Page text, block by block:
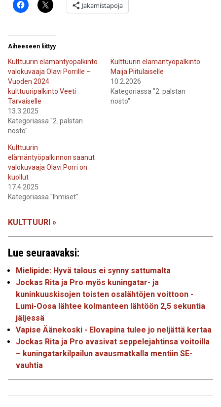
Jakamistapoja
Aiheeseen liittyy
Kulttuurin elämäntyöpalkinto
valokuvaaja Olavi Porrille –
Vuoden 2024
kulttuuripalkinto Veeti
Tarvaiselle
13.3.2025
Kategoriassa "2. palstan
nosto"
Kulttuurin elämäntyöpalkinto
Maija Piitulaiselle
10.2.2026
Kategoriassa "2. palstan
nosto"
Kulttuurin
elämäntyöpalkinnon saanut
valokuvaaja Olavi Porri on
kuollut
17.4.2025
Kategoriassa "Ihmiset"
KULTTUURI »
Lue seuraavaksi:
Mielipide: Hyvä talous ei synny sattumalta
Jockas Rita ja Pro myös kuningatar- ja
kuninkuuskisojen toisten osalähtöjen voittoon -
Lumi-Oosa lähtee kolmanteen lähtöön 2,5 sekuntia
jäljessä
Vapise Äänekoski - Elovapina tulee jo neljättä kertaa
Jockas Rita ja Pro avasivat seppelejahtinsa voitoilla
– kuningatarkilpailun avausmatkalla mentiin SE-
vauhtia